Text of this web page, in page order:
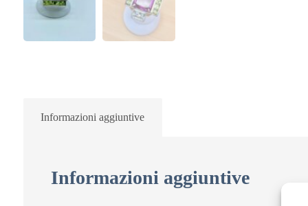
Informazioni aggiuntive
Informazioni aggiuntive